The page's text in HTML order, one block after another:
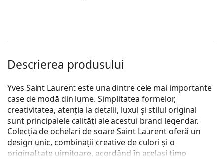
Descrierea produsului
Yves Saint Laurent este una dintre cele mai importante
case de modă din lume. Simplitatea formelor,
creativitatea, atenția la detalii, luxul și stilul original
sunt principalele calități ale acestui brand legendar.
Colecția de ochelari de soare Saint Laurent oferă un
design unic, combinații creative de culori și o
originalitate uimitoare, acordând în același timp